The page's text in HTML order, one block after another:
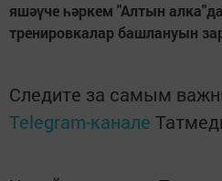
яшәүче һәркем "Алтын
тренировкалар башлануын
Следите за самым
Telegram-канале